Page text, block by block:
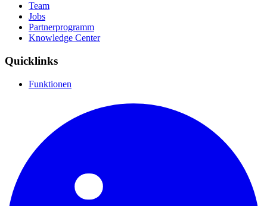
Team
Jobs
Partnerprogramm
Knowledge Center
Quicklinks
Funktionen